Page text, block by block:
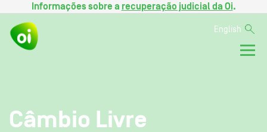
Informações sobre a recuperação judicial da Oi.
English
Câmbio Livre